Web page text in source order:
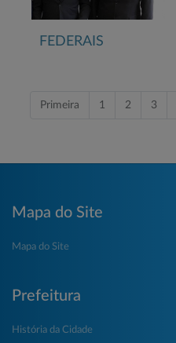
FEDERAIS
Primeira 1 2 3
Mapa do Site
Mapa do Site
Prefeitura
História da Cidade